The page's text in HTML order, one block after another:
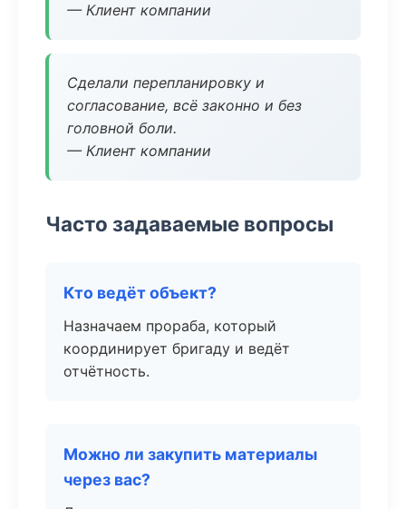
— Клиент компании
Сделали перепланировку и
согласование, всё законно и без
головной боли.
— Клиент компании
Часто задаваемые вопросы
Кто ведёт объект?
Назначаем прораба, который
координирует бригаду и ведёт
отчётность.
Можно ли закупить материалы
через вас?